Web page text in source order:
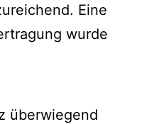
Eine
wurde
überwiegend